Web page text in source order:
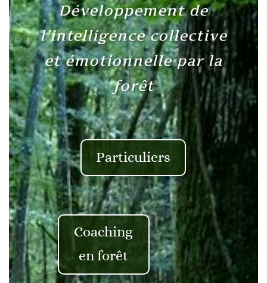
Développement de
l’intelligence collective
et émotionnelle par la
forêt
Particuliers
Coaching
en forêt